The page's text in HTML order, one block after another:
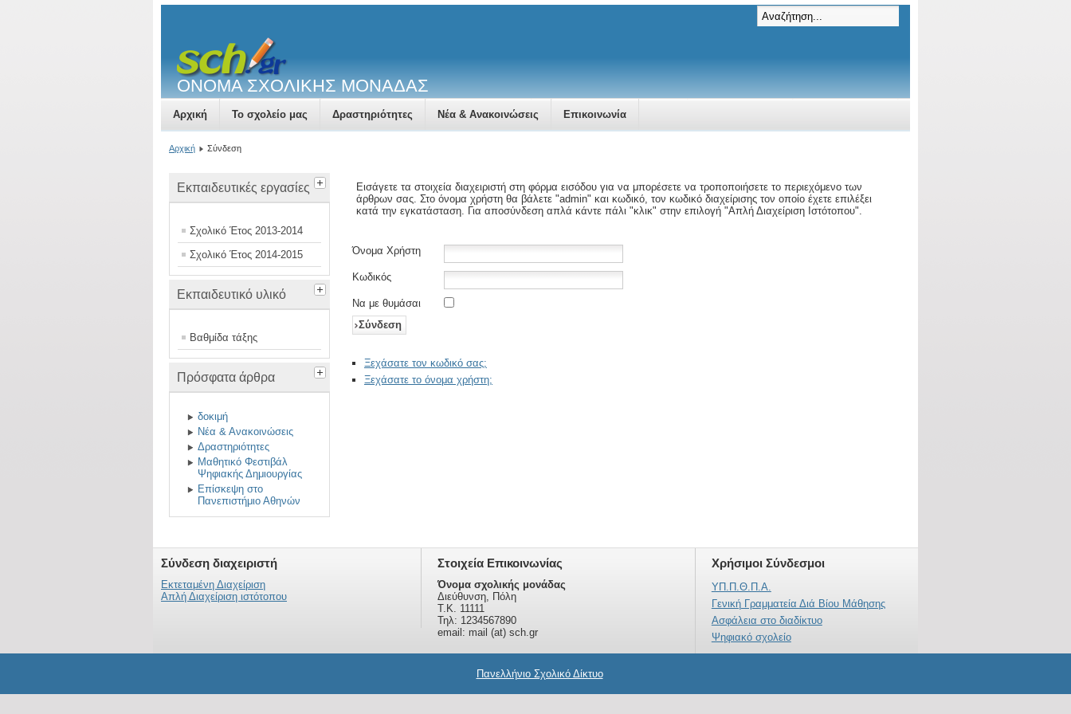
ΟΝΟΜΑ ΣΧΟΛΙΚΗΣ ΜΟΝΑΔΑΣ
Αρχική Το σχολείο μας Δραστηριότητες Νέα & Ανακοινώσεις Επικοινωνία
Αρχική Σύνδεση
Εκπαιδευτικές εργασίες
Σχολικό Έτος 2013-2014
Σχολικό Έτος 2014-2015
Εκπαιδευτικό υλικό
Βαθμίδα τάξης
Πρόσφατα άρθρα
δοκιμή
Νέα & Ανακοινώσεις
Δραστηριότητες
Μαθητικό Φεστιβάλ
Ψηφιακής Δημιουργίας
Επίσκεψη στο
Πανεπιστήμιο Αθηνών
Εισάγετε τα στοιχεία διαχειριστή στη φόρμα εισόδου για να μπορέσετε να τροποποιήσετε το περιεχόμενο των
άρθρων σας. Στο όνομα χρήστη θα βάλετε "admin" και κωδικό, τον κωδικό διαχείρισης τον οποίο έχετε επιλέξει
κατά την εγκατάσταση. Για αποσύνδεση απλά κάντε πάλι "κλικ" στην επιλογή "Απλή Διαχείριση Ιστότοπου".
Όνομα Χρήστη
Κωδικός
Να με θυμάσαι
Σύνδεση
Ξεχάσατε τον κωδικό σας;
Ξεχάσατε το όνομα χρήστη;
Σύνδεση διαχειριστή
Εκτεταμένη Διαχείριση
Απλή Διαχείριση ιστότοπου
Στοιχεία Επικοινωνίας
Όνομα σχολικής μονάδας
Διεύθυνση, Πόλη
Τ.Κ. 11111
Τηλ: 1234567890
email: mail (at) sch.gr
Χρήσιμοι Σύνδεσμοι
ΥΠ.Π.Θ.Π.Α.
Γενική Γραμματεία Διά Βίου Μάθησης
Ασφάλεια στο διαδίκτυο
Ψηφιακό σχολείο
Πανελλήνιο Σχολικό Δίκτυο